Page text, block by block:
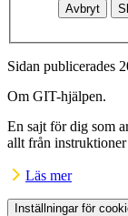
Avbryt
Sidan publicerades
Om GIT-hjälpen.
En sajt för dig som
allt från
Läs mer
Inställningar för